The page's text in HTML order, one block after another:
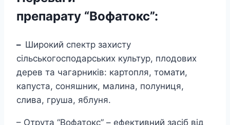
тараканов
кількість
препарату “Вофатокс”:
– Широкий спектр захисту
сільськогосподарських культур, плодових
дерев та чагарників: картопля, томати,
капуста, соняшник, малина, полуниця,
слива, груша, яблуня.
– Отрута “Вофатокс” – ефективний засіб від